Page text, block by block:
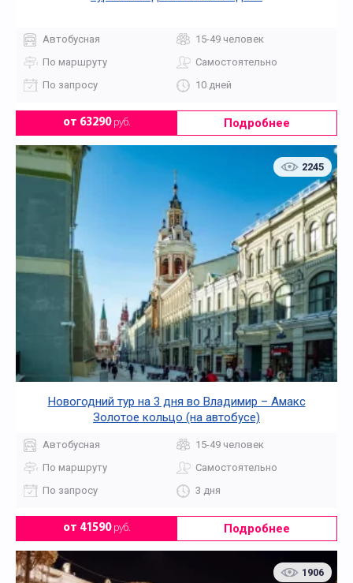
Автобусная
15-49 человек
По маршруту
Самостоятельно
По запросу
10 дней
от 63290руб. Подробнее
2245
Новогодний тур на 3 дня во Владимир – Амакс
Золотое кольцо (на автобусе)
Автобусная
15-49 человек
По маршруту
Самостоятельно
По запросу
3 дня
от 41590руб. Подробнее
1906